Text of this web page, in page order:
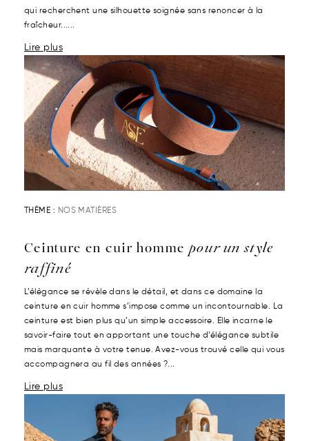
qui recherchent une silhouette soignée sans renoncer à la
fraîcheur......
Lire plus
THÈME : NOS MATIÈRES
Ceinture en cuir hommepour un style
raffiné
L’élégance se révèle dans le détail, et dans ce domaine la
ceinture en cuir homme s’impose comme un incontournable. La
ceinture est bien plus qu’un simple accessoire. Elle incarne le
savoir-faire tout en apportant une touche d’élégance subtile
mais marquante à votre tenue. Avez-vous trouvé celle qui vous
accompagnera au fil des années ?...
Lire plus